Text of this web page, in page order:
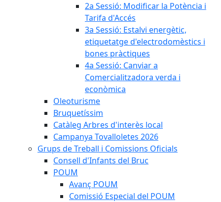
2a Sessió: Modificar la Potència i
Tarifa d'Accés
3a Sessió: Estalvi energètic,
etiquetatge d'electrodomèstics i
bones pràctiques
4a Sessió: Canviar a
Comercialitzadora verda i
econòmica
Oleoturisme
Bruquetíssim
Catàleg Arbres d'interès local
Campanya Tovalloletes 2026
Grups de Treball i Comissions Oficials
Consell d'Infants del Bruc
POUM
Avanç POUM
Comissió Especial del POUM